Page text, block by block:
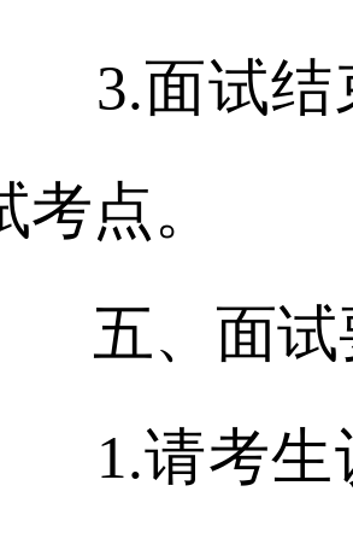
3.面试结束
考点。
五、面
1.请考生认